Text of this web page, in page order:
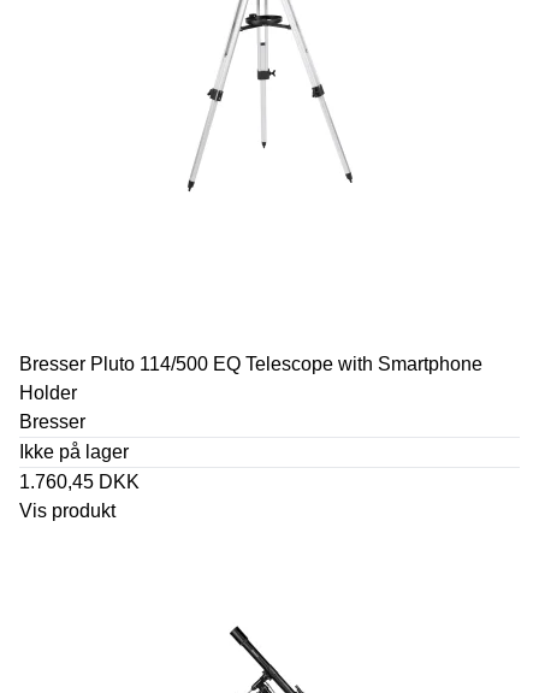
Bresser Pluto 114/500 EQ Telescope with Smartphone
Holder
Bresser
Ikke på lager
1.760,45 DKK
Vis produkt